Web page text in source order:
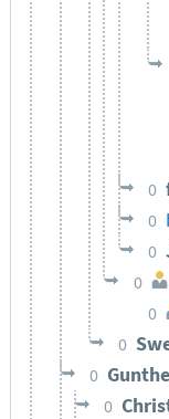
0
0
0
0
0
0
0
0